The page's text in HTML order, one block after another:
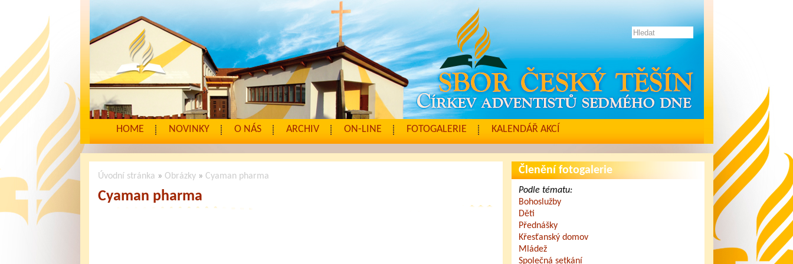
HOME NOVINKY O NÁS ARCHIV ON-LINE FOTOGALERIE KALENDÁŘ AKCÍ
Úvodní stránka » Obrázky» Cyaman pharma
Cyaman pharma
Členění fotogalerie
Podle tématu:
Bohoslužby
Děti
Přednášky
Křesťanský domov
Mládež
Společná setkání